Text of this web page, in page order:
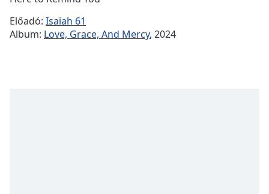
Stream
TypeLIVE
Seek to
live,
Előadó: Isaiah 61
Album: Love, Grace, And Mercy, 2024